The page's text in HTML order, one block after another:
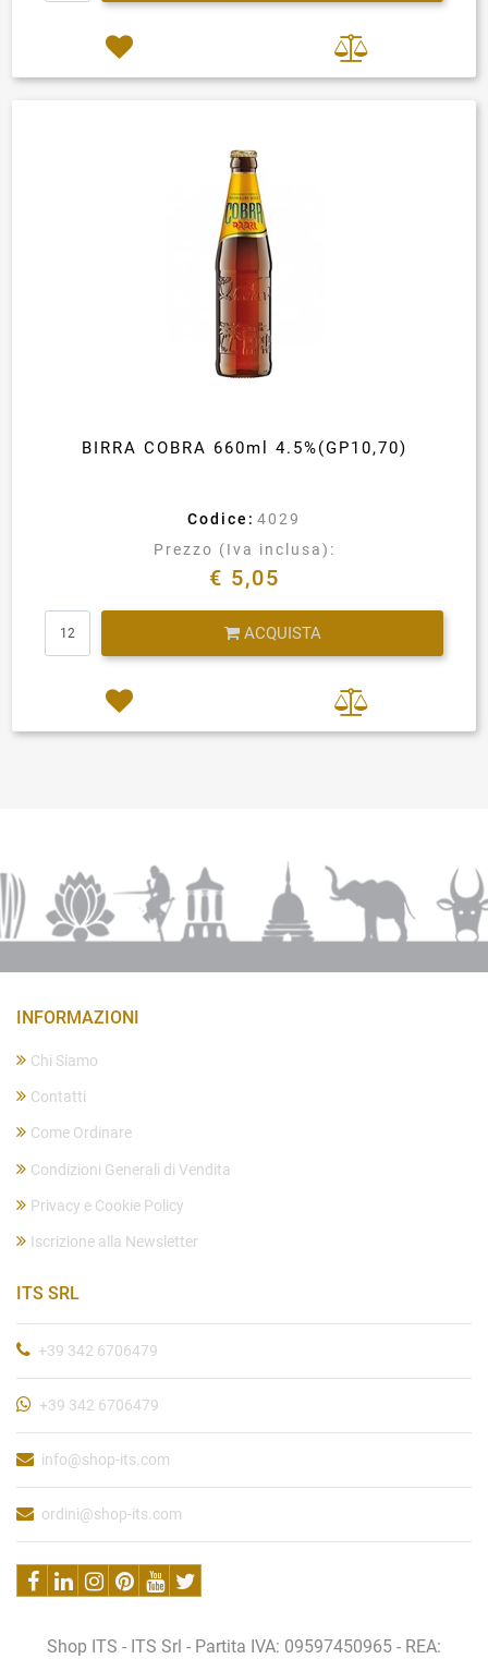
BIRRA COBRA 660ml 4.5%(GP10,70)
Codice: 4029
Prezzo (Iva inclusa):
€ 5,05
ACQUISTA
INFORMAZIONI
Chi Siamo
Contatti
Come Ordinare
Condizioni Generali di Vendita
Privacy e Cookie Policy
Iscrizione alla Newsletter
ITS SRL
+39 342 6706479
+39 342 6706479
info@shop-its.com
ordini@shop-its.com
Shop ITS - ITS Srl - Partita IVA: 09597450965 - REA: